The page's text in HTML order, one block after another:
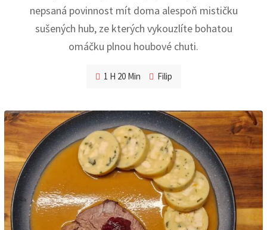
nepsaná povinnost mít doma alespoň mističku
sušených hub, ze kterých vykouzlíte bohatou
omáčku plnou houbové chuti.
1 H 20 Min Filip